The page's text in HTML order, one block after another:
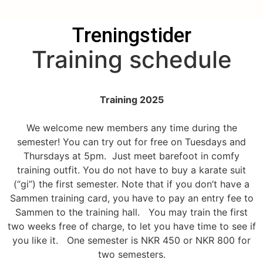
Treningstider
Training schedule
Training 2025
We welcome new members any time during the
semester! You can try out for free on Tuesdays and
Thursdays at 5pm. Just meet barefoot in comfy
training outfit. You do not have to buy a karate suit
(“gi”) the first semester. Note that if you don’t have a
Sammen training card, you have to pay an entry fee to
Sammen to the training hall. You may train the first
two weeks free of charge, to let you have time to see if
you like it. One semester is NKR 450 or NKR 800 for
two semesters.